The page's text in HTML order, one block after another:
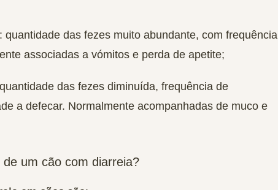
: quantidade das fezes muito abundante, com frequência
associadas a vómitos e perda de apetite;
das fezes diminuída, frequência de
a defecar. Normalmente acompanhadas de muco e
um cão com diarreia?